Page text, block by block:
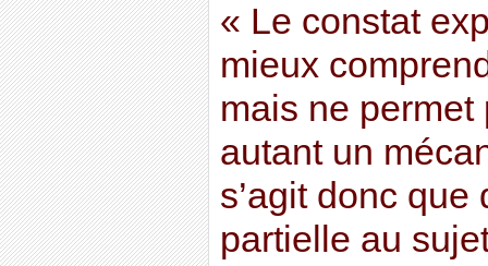
« Le constat
mieux
mais ne
autant un
s’agit donc que
partielle au